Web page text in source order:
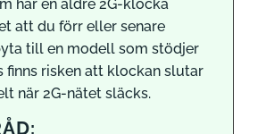
har en äldre 2G-klocka
att du förr eller senare
till en modell som stödjer
finns risken att klockan slutar
när 2G-nätet släcks.